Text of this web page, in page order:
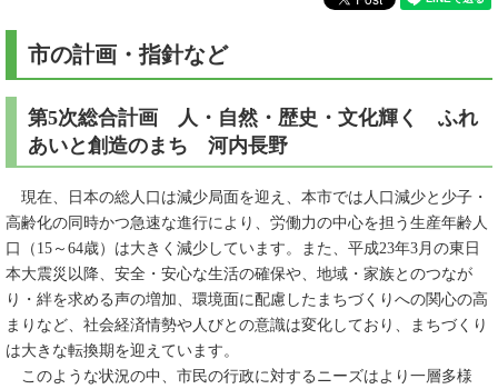
市の計画・指針など
第5次総合計画 人・自然・歴史・文化輝く ふれ
あいと創造のまち 河内長野
現在、日本の総人口は減少局面を迎え、本市では人口減少と少子・
高齢化の同時かつ急速な進行により、労働力の中心を担う生産年齢人
口（15～64歳）は大きく減少しています。また、平成23年3月の東日
本大震災以降、安全・安心な生活の確保や、地域・家族とのつなが
り・絆を求める声の増加、環境面に配慮したまちづくりへの関心の高
まりなど、社会経済情勢や人びとの意識は変化しており、まちづくり
は大きな転換期を迎えています。
このような状況の中、市民の行政に対するニーズはより一層多様